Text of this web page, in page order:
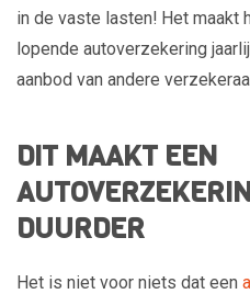
in de vaste lasten! Het maakt
lopende autoverzekering
aanbod van andere
DIT MAAKT EEN
DUURDER
Het is niet voor niets dat een